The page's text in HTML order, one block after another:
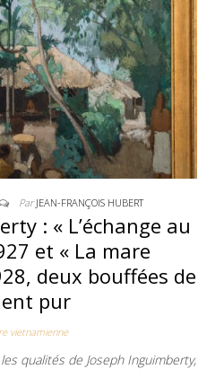
ParJEAN-FRANÇOIS HUBERT
: « L’échange au
et « La mare
deux bouffées de
pur
vietnamienne
qualités de Joseph Inguimberty,